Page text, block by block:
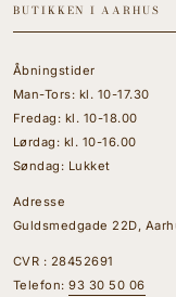
BUTIKKEN I AARHUS
Åbningstider
Man-Tors: kl. 10-17.30
Fredag: kl. 10-18.00
Lørdag: kl. 10-16.00
Søndag: Lukket
Adresse
Guldsmedgade 22D,
CVR : 28452691
Telefon:93 30 50 06